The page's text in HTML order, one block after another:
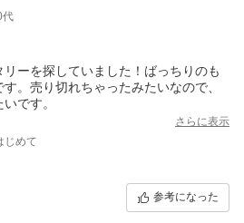
代
ーを探していました！ばっちりのも
。売り切れちゃったみたいなので、
です。
さらに表示
じめて
参考になった